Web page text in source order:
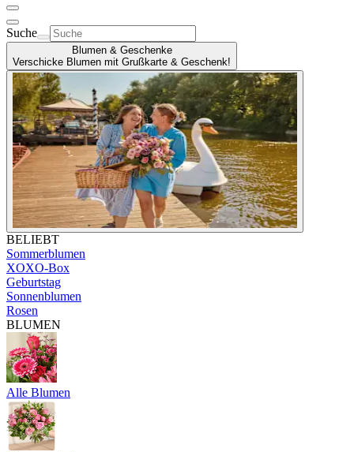
Suche
Blumen & Geschenke
Verschicke Blumen mit Grußkarte & Geschenk!
BELIEBT
Sommerblumen
XOXO-Box
Geburtstag
Sonnenblumen
Rosen
BLUMEN
Alle Blumen